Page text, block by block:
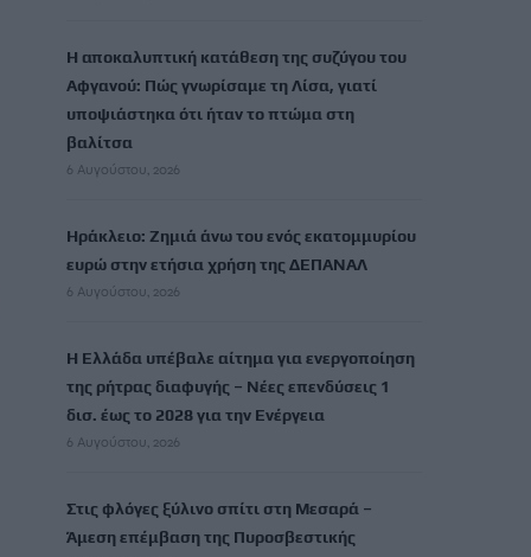
Η αποκαλυπτική κατάθεση της συζύγου του
Αφγανού: Πώς γνωρίσαμε τη Λίσα, γιατί
υποψιάστηκα ότι ήταν το πτώμα στη
βαλίτσα
6 Αυγούστου, 2026
Ηράκλειο: Ζημιά άνω του ενός εκατομμυρίου
ευρώ στην ετήσια χρήση της ΔΕΠΑΝΑΛ
6 Αυγούστου, 2026
Η Ελλάδα υπέβαλε αίτημα για ενεργοποίηση
της ρήτρας διαφυγής – Νέες επενδύσεις 1
δισ. έως το 2028 για την Ενέργεια
6 Αυγούστου, 2026
Στις φλόγες ξύλινο σπίτι στη Μεσαρά –
Άμεση επέμβαση της Πυροσβεστικής